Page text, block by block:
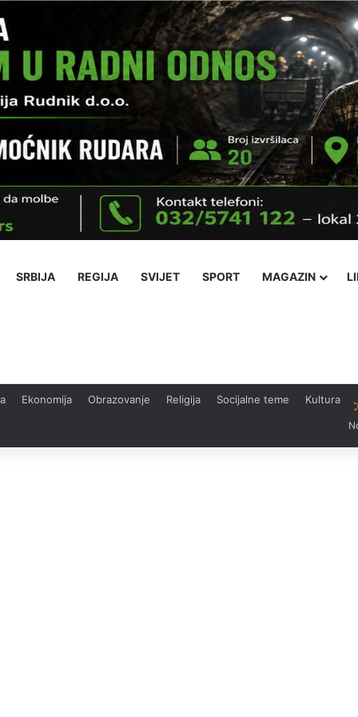
SRBIJA REGIJA SVIJET SPORT MAGAZIN
Ekonomija Obrazovanje Religija Socijalne teme Kultura